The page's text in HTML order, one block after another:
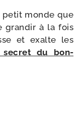
petit monde que
gran­dir à la fois
et exalte les
du bon­